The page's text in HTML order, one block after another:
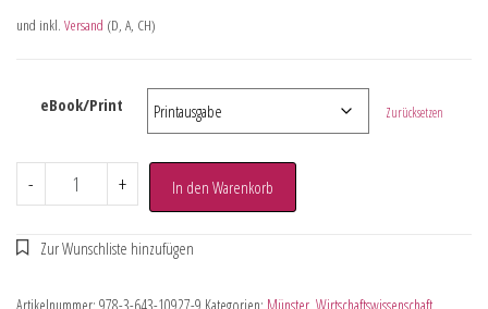
und inkl. Versand (D, A, CH)
eBook/Print Zurücksetzen
- + In den Warenkorb